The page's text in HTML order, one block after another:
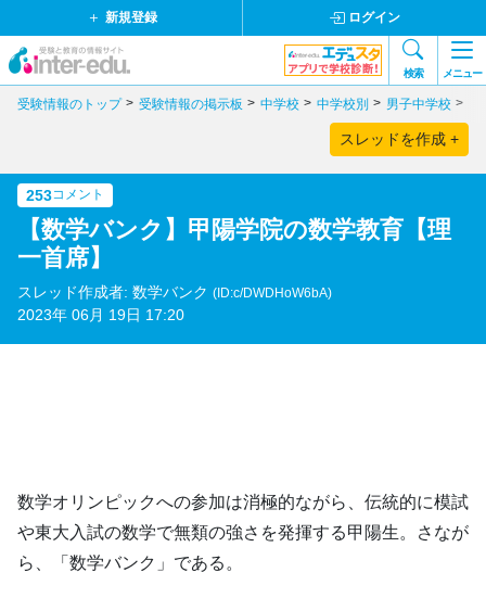
新規登録 ログイン
検索 メニュー
受験情報のトップ 受験情報の掲示板 中学校 中学校別 男子中学校
スレッドを作成 +
253コメント
【数学バンク】甲陽学院の数学教育【理
一首席】
スレッド作成者: 数学バンク (ID:c/DWDHoW6bA)
2023年 06月 19日 17:20
数学オリンピックへの参加は消極的ながら、伝統的に模試
や東大入試の数学で無類の強さを発揮する甲陽生。さなが
ら、「数学バンク」である。